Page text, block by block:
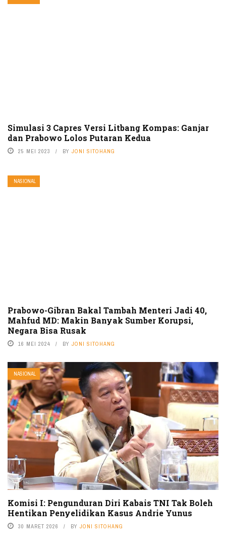
Simulasi 3 Capres Versi Litbang Kompas: Ganjar
dan Prabowo Lolos Putaran Kedua
25 MEI 2023 BY JONI SITOHANG
NASIONAL
Prabowo-Gibran Bakal Tambah Menteri Jadi 40,
Mahfud MD: Makin Banyak Sumber Korupsi,
Negara Bisa Rusak
16 MEI 2024 BY JONI SITOHANG
NASIONAL
Komisi I: Pengunduran Diri Kabais TNI Tak Boleh
Hentikan Penyelidikan Kasus Andrie Yunus
30 MARET 2026 BY JONI SITOHANG